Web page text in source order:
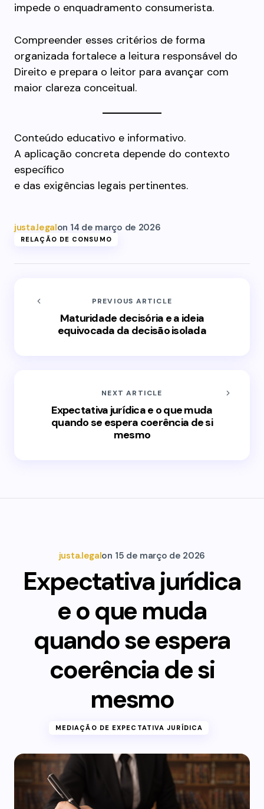
impede o enquadramento consumerista.
Compreender esses critérios de forma
organizada fortalece a leitura responsável do
Direito e prepara o leitor para avançar com
maior clareza conceitual.
Conteúdo educativo e informativo.
A aplicação concreta depende do contexto
específico
e das exigências legais pertinentes.
justa.legalon 14 de março de 2026
RELAÇÃO DE CONSUMO
PREVIOUS ARTICLE
Maturidade decisória e a ideia
equivocada da decisão isolada
NEXT ARTICLE
Expectativa jurídica e o que muda
quando se espera coerência de si
mesmo
justa.legalon 15 de março de 2026
Expectativa jurídica
e o que muda
quando se espera
coerência de si
mesmo
MEDIAÇÃO DE EXPECTATIVA JURÍDICA